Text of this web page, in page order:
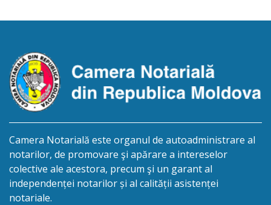
/cincisprezece mai anul două mii douăzeci și unu/.
Camera Notarială este organul de autoadministrare al
notarilor, de promovare şi apărare a intereselor
colective ale acestora, precum şi un garant al
independenței notarilor și al calității asistenței
notariale.